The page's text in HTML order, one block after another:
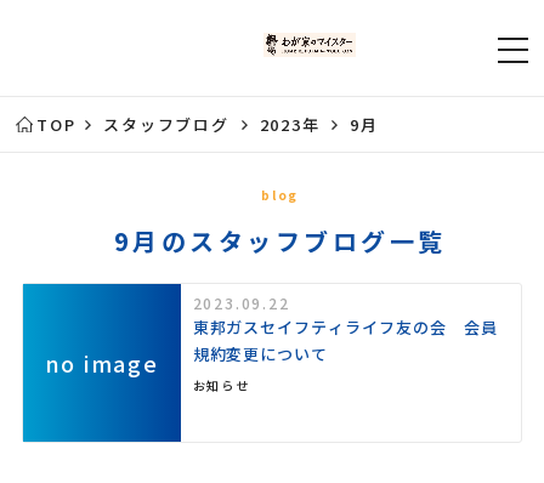
TOP スタッフブログ 2023年 9月
blog
9月のスタッフブログ一覧
no image
2023.09.22
東邦ガスセイフティライフ友の会 会員
規約変更について
お知らせ